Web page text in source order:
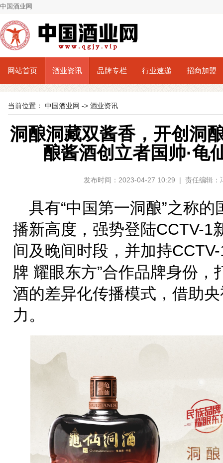
中国酒业网
网站首页 酒业资讯 品牌专栏 行业速递 招商加盟
当前位置： 中国酒业网 -> 酒业资讯
洞酿洞藏双酱香，开创
酿酱酒创立者国帅·龟
发布时间：2023-04-27 10:29 | 责任编辑
具有“中国第一洞酿”之称
播新高度，强势登陆CCTV-1
间及晚间时段，并加持
牌 耀眼东方”合作品牌身份，
酒的差异化传播模式，借助
力。